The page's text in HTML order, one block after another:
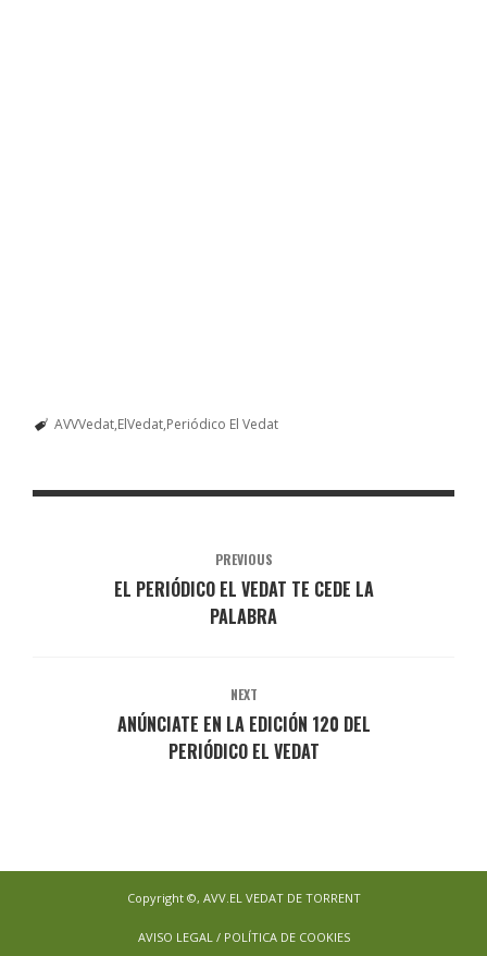
AVVVedat ElVedat Periódico El Vedat
PREVIOUS
EL PERIÓDICO EL VEDAT TE CEDE LA
PALABRA
NEXT
ANÚNCIATE EN LA EDICIÓN 120 DEL
PERIÓDICO EL VEDAT
Copyright ©, AVV.EL VEDAT DE TORRENT
AVISO LEGAL / POLÍTICA DE COOKIES